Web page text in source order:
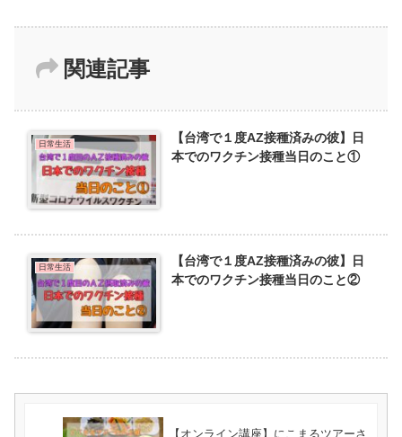
関連記事
日常生活
【台湾で１度AZ接種済みの彼】日
本でのワクチン接種当日のこと①
日常生活
【台湾で１度AZ接種済みの彼】日
本でのワクチン接種当日のこと②
【オンライン講座】にこまるツアーさ